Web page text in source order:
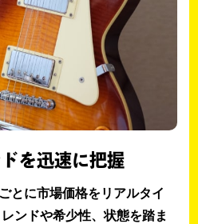
を迅速に把握
とに市場価格をリアルタイ
ンドや希少性、状態を踏ま